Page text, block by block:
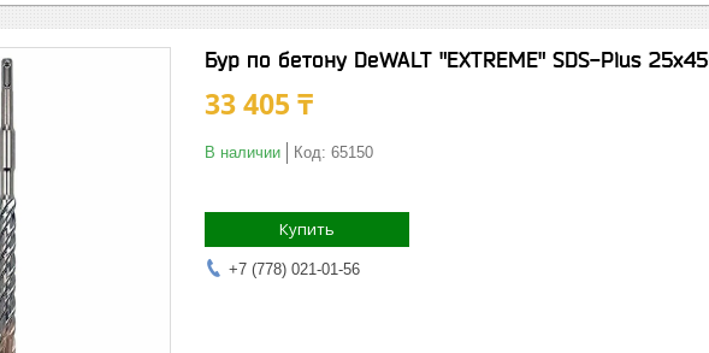
Бур по бетону DeWALT "EXTREME" SDS-Plus
33 405 ₸
В наличии Код: 65150
Купить
+7 (778) 021-01-56